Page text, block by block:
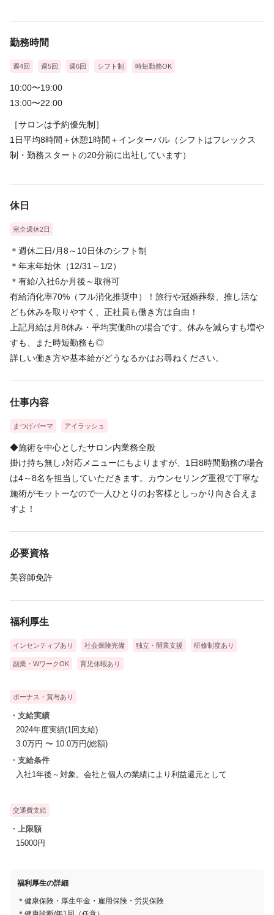
入社1年目で売上100万円達成するスタッフも！応募後の見学で実
勤務時間
週4回 週5回 週6回 シフト制 時短勤務OK
10:00〜19:00
13:00〜22:00
［サロンは予約優先制］
1日平均8時間＋休憩1時間＋インターバル（シフトはフレックス
制・勤務スタートの20分前に出社しています）
休日
完全週休2日
＊週休二日/月8～10日休のシフト制
＊年末年始休（12/31～1/2）
＊有給/入社6か月後～取得可
有給消化率70%（フル消化推奨中）！旅行や冠婚葬祭、推し活な
ども休みを取りやすく、正社員も働き方は自由！
上記月給は月8休み・平均実働8hの場合です。休みを減らすも増や
すも、また時短勤務も◎
詳しい働き方や基本給がどうなるかはお尋ねください。
仕事内容
まつげパーマ アイラッシュ
◆施術を中心としたサロン内業務全般
掛け持ち無し♪対応メニューにもよりますが、1日8時間勤務の場合
は4～8名を担当していただきます。カウンセリング重視で丁寧な
施術がモットーなので一人ひとりのお客様としっかり向き合えま
すよ！
必要資格
美容師免許
福利厚生
インセンティブあり 社会保険完備 独立・開業支援 研修制度あり
副業・WワークOK 育児休暇あり
ボーナス・賞与あり
・支給実績
2024年度実績(1回支給)
3.0万円 〜 10.0万円(総額)
・支給条件
入社1年後～対象。会社と個人の業績により利益還元として
交通費支給
・上限額
15000円
福利厚生の詳細
＊健康保険・厚生年金・雇用保険・労災保険